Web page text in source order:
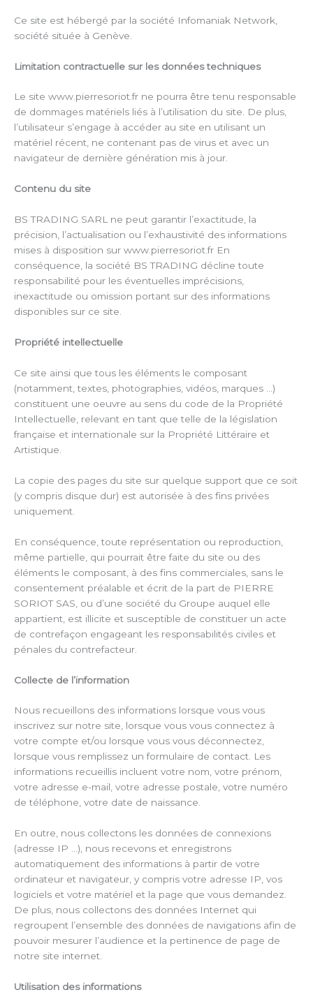
Ce site est hébergé par la société Infomaniak Network,
société située à Genève.
Limitation contractuelle sur les données techniques
Le site www.pierresoriot.fr ne pourra être tenu responsable
de dommages matériels liés à l’utilisation du site. De plus,
l’utilisateur s’engage à accéder au site en utilisant un
matériel récent, ne contenant pas de virus et avec un
navigateur de dernière génération mis à jour.
Contenu du site
BS TRADING SARL ne peut garantir l’exactitude, la
précision, l’actualisation ou l’exhaustivité des informations
mises à disposition sur www.pierresoriot.fr En
conséquence, la société BS TRADING décline toute
responsabilité pour les éventuelles imprécisions,
inexactitude ou omission portant sur des informations
disponibles sur ce site.
Propriété intellectuelle
Ce site ainsi que tous les éléments le composant
(notamment, textes, photographies, vidéos, marques …)
constituent une oeuvre au sens du code de la Propriété
Intellectuelle, relevant en tant que telle de la législation
française et internationale sur la Propriété Littéraire et
Artistique.
La copie des pages du site sur quelque support que ce soit
(y compris disque dur) est autorisée à des fins privées
uniquement.
En conséquence, toute représentation ou reproduction,
même partielle, qui pourrait être faite du site ou des
éléments le composant, à des fins commerciales, sans le
consentement préalable et écrit de la part de PIERRE
SORIOT SAS, ou d’une société du Groupe auquel elle
appartient, est illicite et susceptible de constituer un acte
de contrefaçon engageant les responsabilités civiles et
pénales du contrefacteur.
Collecte de l’information
Nous recueillons des informations lorsque vous vous
inscrivez sur notre site, lorsque vous vous connectez à
votre compte et/ou lorsque vous vous déconnectez,
lorsque vous remplissez un formulaire de contact. Les
informations recueillis incluent votre nom, votre prénom,
votre adresse e-mail, votre adresse postale, votre numéro
de téléphone, votre date de naissance.
En outre, nous collectons les données de connexions
(adresse IP …), nous recevons et enregistrons
automatiquement des informations à partir de votre
ordinateur et navigateur, y compris votre adresse IP, vos
logiciels et votre matériel et la page que vous demandez.
De plus, nous collectons des données Internet qui
regroupent l’ensemble des données de navigations afin de
pouvoir mesurer l’audience et la pertinence de page de
notre site internet.
Utilisation des informations